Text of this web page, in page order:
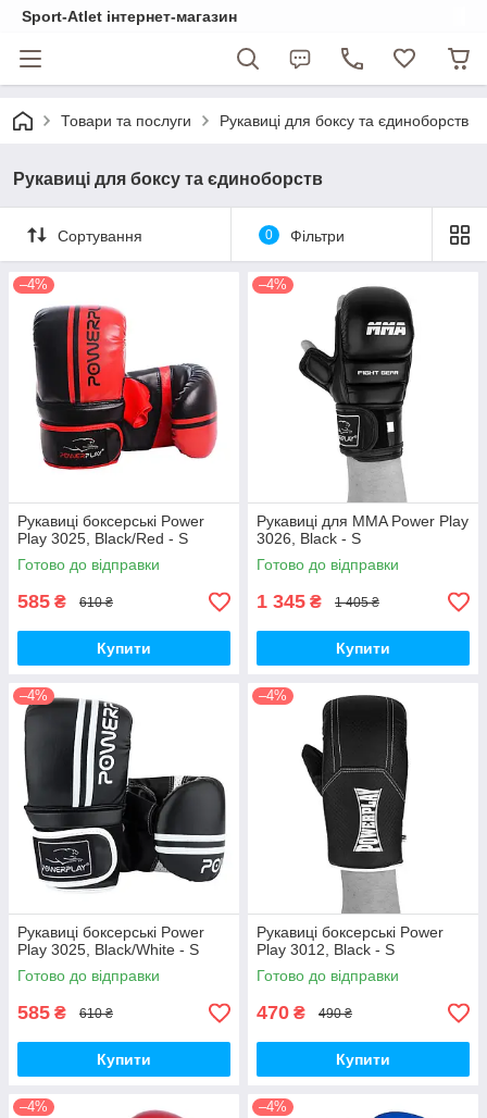
Sport-Atlet інтернет-магазин
Товари та послуги Рукавиці для боксу та єдиноборств
Рукавиці для боксу та єдиноборств
Сортування 0 Фільтри
–4%
Рукавиці боксерські Power
Play 3025, Black/Red - S
Готово до відправки
585 ₴ 610 ₴
Купити
–4%
Рукавиці для MMA Power Play
3026, Black - S
Готово до відправки
1 345 ₴ 1 405 ₴
Купити
–4%
Рукавиці боксерські Power
Play 3025, Black/White - S
Готово до відправки
585 ₴ 610 ₴
Купити
–4%
Рукавиці боксерські Power
Play 3012, Black - S
Готово до відправки
470 ₴ 490 ₴
Купити
–4% –4%